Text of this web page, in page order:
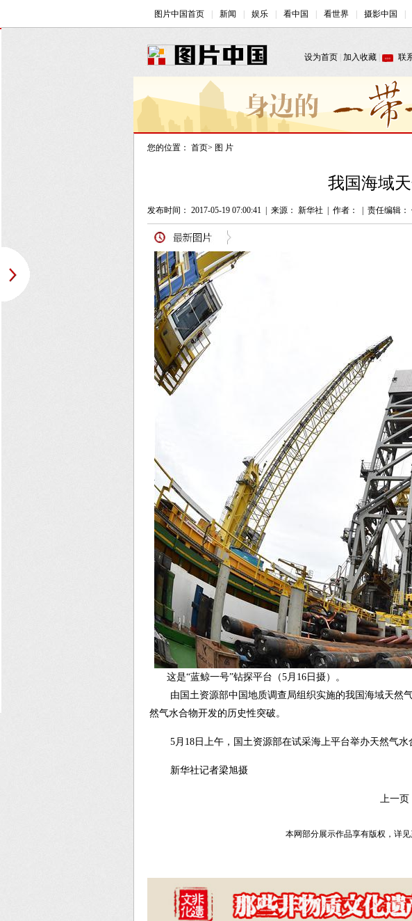
您的位置： 首页> 图 片
我国海域
发布时间： 2017-05-19 07:00:41 来源： 新华社 作者： 责任编辑：
这是“蓝鲸一号”钻探平台（5月16日摄）。
由国土资源部中国地质调查局组织实施的我国海域天然
然气水合物开发的历史性突破。
5月18日上午，国土资源部在试采海上平台举办天然气
新华社记者梁旭摄
上一页
本网部分展示作品享有版权，详见